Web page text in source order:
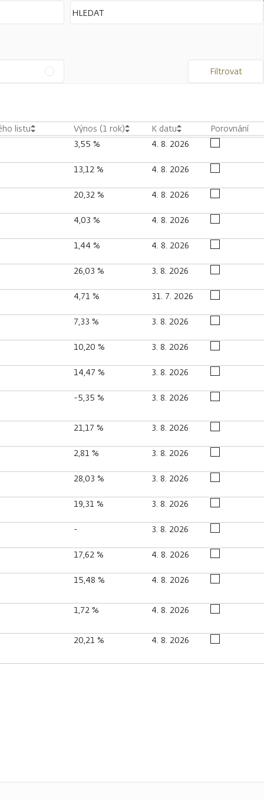
Filtrovat
listu Výnos (1 rok) K datu Porovnání
3,55 % 4. 8. 2026
13,12 % 4. 8. 2026
20,32 % 4. 8. 2026
4,03 % 4. 8. 2026
1,44 % 4. 8. 2026
26,03 % 3. 8. 2026
4,71 % 31. 7. 2026
7,33 % 3. 8. 2026
10,20 % 3. 8. 2026
14,47 % 3. 8. 2026
-5,35 % 3. 8. 2026
21,17 % 3. 8. 2026
2,81 % 3. 8. 2026
28,03 % 3. 8. 2026
19,31 % 3. 8. 2026
- 3. 8. 2026
17,62 % 4. 8. 2026
15,48 % 4. 8. 2026
1,72 % 4. 8. 2026
20,21 % 4. 8. 2026